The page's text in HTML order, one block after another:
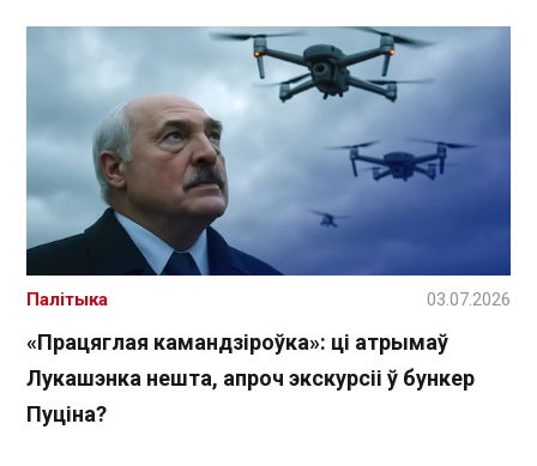
«Працяглая камандзіроўка»: ці атрымаў
Лукашэнка нешта, апроч экскурсіі ў бункер
Пуціна?
Палітыка 03.07.2026